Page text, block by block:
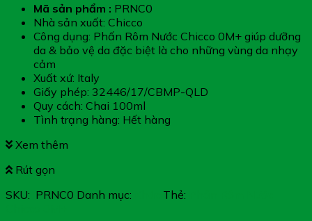
Mã sản phẩm : PRNC0
Nhà sản xuất: Chicco
Công dụng: Phấn Rôm Nước Chicco 0M+ giúp dưỡng
da & bảo vệ da đặc biệt là cho những vùng da nhạy
cảm
Xuất xứ: Italy
Giấy phép: 32446/17/CBMP-QLD
Quy cách: Chai 100ml
Tình trạng hàng: Hết hàng
Xem thêm
Rút gọn
SKU: PRNC0 Danh mục: Thẻ: